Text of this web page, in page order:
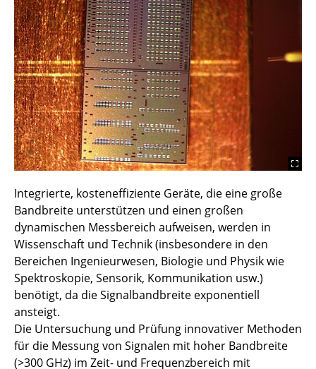
LiSoNIP
Meteracom
AgSaTrans
Muhbsi
Integrierte, kosteneffiziente Geräte, die eine große
Bandbreite unterstützen und einen großen
dynamischen Messbereich aufweisen, werden in
Wissenschaft und Technik (insbesondere in den
Bereichen Ingenieurwesen, Biologie und Physik wie
Spektroskopie, Sensorik, Kommunikation usw.)
benötigt, da die Signalbandbreite exponentiell
ansteigt.
Die Untersuchung und Prüfung innovativer Methoden
für die Messung von Signalen mit hoher Bandbreite
(>300 GHz) im Zeit- und Frequenzbereich mit